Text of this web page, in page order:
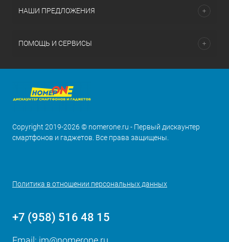
НАШИ ПРЕДЛОЖЕНИЯ
ПОМОЩЬ И СЕРВИСЫ
Copyright 2019-2026 © nomerone.ru - Первый дискаунтер
смартфонов и гаджетов. Все права защищены.
Политика в отношении персональных данных
+7 (958) 516 48 15